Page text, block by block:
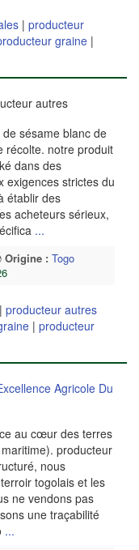
| producteur
graine |
autres
sésame blanc de
récolte. notre produit
dans des
exigences strictes du
établir des
acheteurs sérieux,
...
Origine : Togo
| producteur autres
| producteur
Agricole Du
au cœur des terres
producteur
nous
togolais et les
ne vendons pas
une traçabilité
...